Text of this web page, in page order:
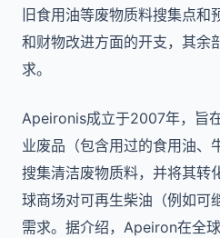
旧食用油等废物质料搜集点
和财物改进方面的开支，其余
求。
Apeironis成立于2007年，旨
业废品（包含用过的食用油、
搜集清洁废物质料，并将其转
球商场对可再生柴油（例如可
需求。据介绍，Apeiron在全